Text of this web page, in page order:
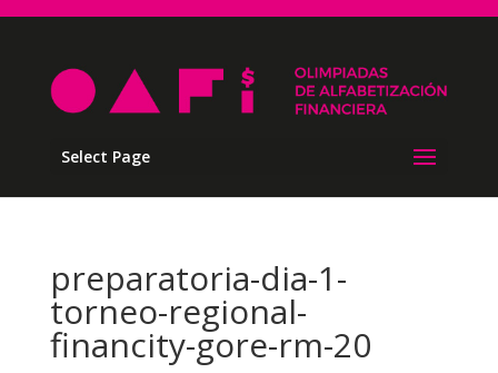
Select Page
preparatoria-dia-1-
torneo-regional-
financity-gore-rm-20